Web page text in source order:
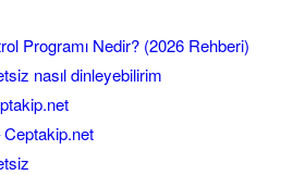
Programı Nedir? (2026 Rehberi)
nasıl dinleyebilirim